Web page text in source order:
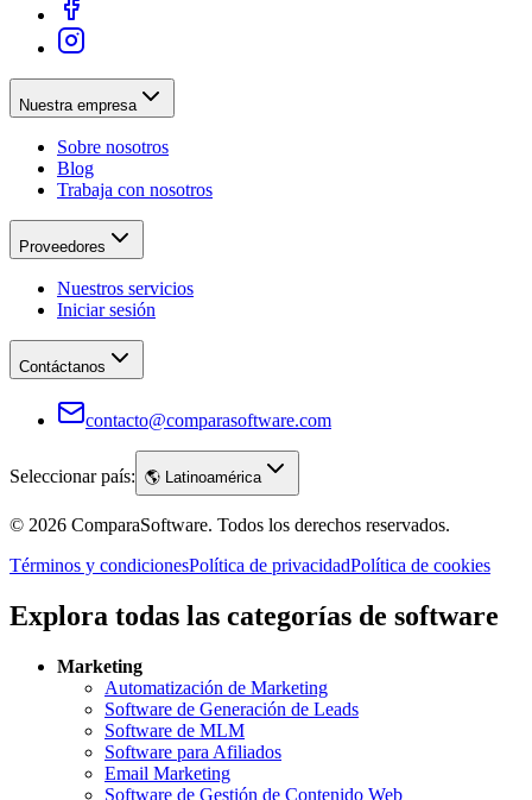
Nuestra empresa
Sobre nosotros
Blog
Trabaja con nosotros
Proveedores
Nuestros servicios
Iniciar sesión
Contáctanos
contacto@comparasoftware.com
Seleccionar país: 🌎 Latinoamérica
© 2026 ComparaSoftware. Todos los derechos reservados.
Términos y condicionesPolítica de privacidadPolítica de cookies
Explora todas las categorías de software
Marketing
Automatización de Marketing
Software de Generación de Leads
Software de MLM
Software para Afiliados
Email Marketing
Software de Gestión de Contenido Web